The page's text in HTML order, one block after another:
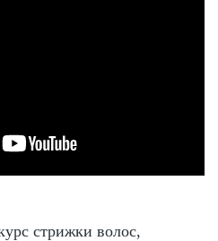
стрижки волос,